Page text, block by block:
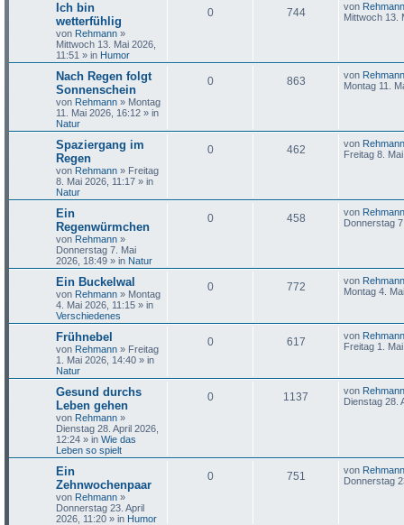
Ich bin
wetterfühlig
von Rehmann »
Mittwoch 13. Mai 2026,
11:51 » in Humor
0 744 von Rehmann
Mittwoch 13.
Nach Regen folgt
Sonnenschein
von Rehmann » Montag
11. Mai 2026, 16:12 » in
Natur
0 863 von Rehmann
Montag 11.
Spaziergang im
Regen
von Rehmann » Freitag
8. Mai 2026, 11:17 » in
Natur
0 462 von Rehmann
Freitag 8.
Ein
Regenwürmchen
von Rehmann »
Donnerstag 7. Mai
2026, 18:49 » in Natur
0 458 von Rehmann
Donnerstag
Ein Buckelwal
von Rehmann » Montag
4. Mai 2026, 11:15 » in
Verschiedenes
0 772 von Rehmann
Montag 4.
Frühnebel
von Rehmann » Freitag
1. Mai 2026, 14:40 » in
Natur
0 617 von Rehmann
Freitag 1.
Gesund durchs
Leben gehen
von Rehmann »
Dienstag 28. April 2026,
12:24 » in Wie das
Leben so spielt
0 1137 von Rehmann
Dienstag 28.
Ein
Zehnwochenpaar
von Rehmann »
Donnerstag 23. April
2026, 11:20 » in Humor
0 751 von Rehmann
Donnerstag